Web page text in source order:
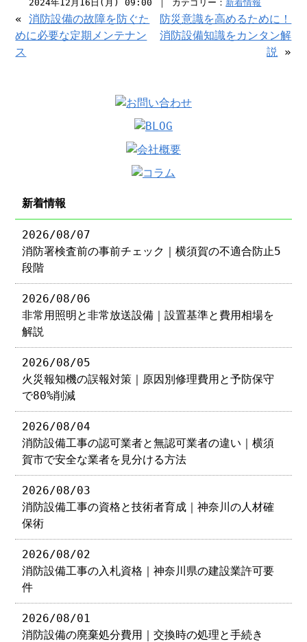
2024年12月16日(月) 09:00 ｜ カテゴリー： 新着情報
«消防設備の故障を防ぐた
めに必要な定期メンテナン
ス
防災意識を高めるために！
消防設備知識をカンタン解
説 »
新着情報
2026/08/07
消防署検査前の事前チェック｜横須賀の不適合防止5
段階
2026/08/06
非常用照明と非常放送設備｜設置基準と費用相場を
解説
2026/08/05
火災報知機の誤報対策｜原因別修理費用と予防保守
で80%削減
2026/08/04
消防設備工事の認可業者と無認可業者の違い｜横須
賀市で安全な業者を見分ける方法
2026/08/03
消防設備工事の資格と技術者育成｜神奈川の人材確
保術
2026/08/02
消防設備工事の入札資格｜神奈川県の建設業許可要
件
2026/08/01
消防設備の廃棄処分費用｜交換時の処理と手続き